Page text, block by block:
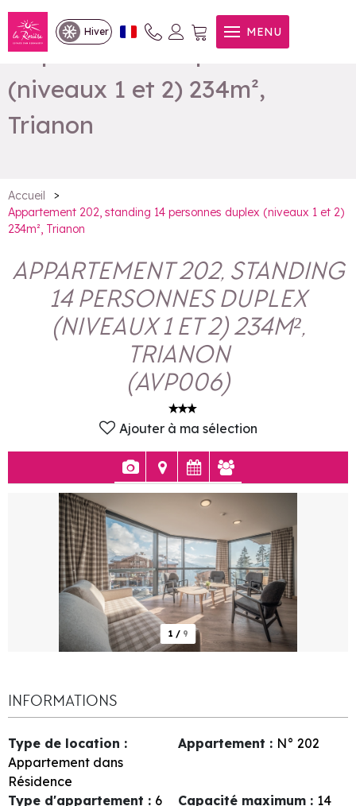
Hiver MENU
Appartement 202, standing
14 personnes duplex
(niveaux 1 et 2) 234m²,
Trianon
Accueil
>
Appartement 202, standing 14 personnes duplex (niveaux 1 et 2)
234m², Trianon
APPARTEMENT 202, STANDING
14 PERSONNES DUPLEX
(NIVEAUX 1 ET 2) 234M²,
TRIANON
(AVP006)
Ajouter à ma sélection
1 / 9
INFORMATIONS
Type de location :
Appartement dans
Résidence
Appartement : N° 202
Type d'appartement : 6
Capacité maximum : 14